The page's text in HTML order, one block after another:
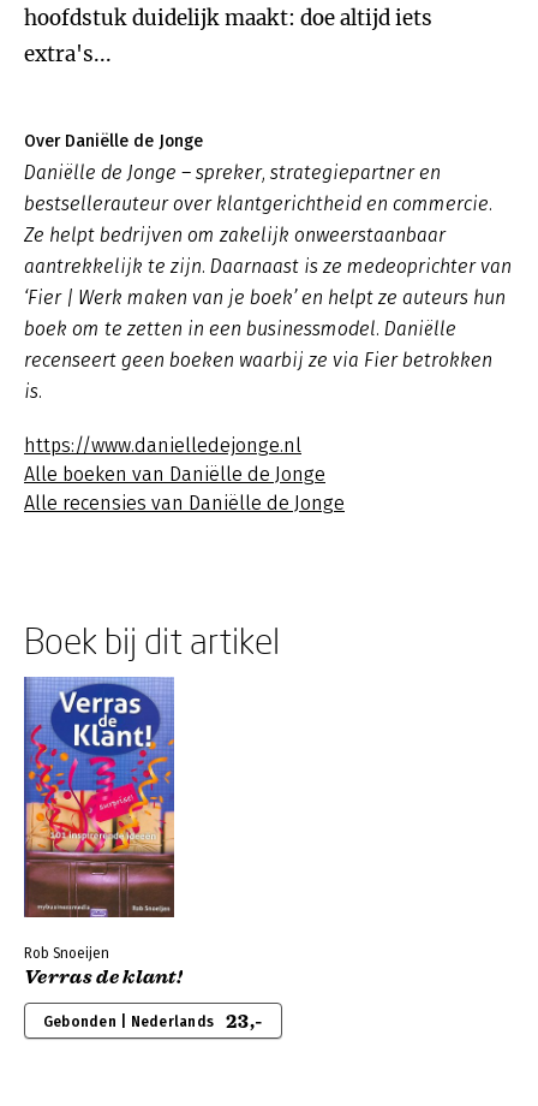
hoofdstuk duidelijk maakt: doe altijd iets
extra's...
Over Daniëlle de Jonge
Daniëlle de Jonge – spreker, strategiepartner en
bestsellerauteur over klantgerichtheid en commercie.
Ze helpt bedrijven om zakelijk onweerstaanbaar
aantrekkelijk te zijn. Daarnaast is ze medeoprichter van
‘Fier | Werk maken van je boek’ en helpt ze auteurs hun
boek om te zetten in een businessmodel. Daniëlle
recenseert geen boeken waarbij ze via Fier betrokken
is.
https://www.danielledejonge.nl
Alle boeken van Daniëlle de Jonge
Alle recensies van Daniëlle de Jonge
Boek bij dit artikel
Rob Snoeijen
Verras de klant!
Gebonden | Nederlands 23,-